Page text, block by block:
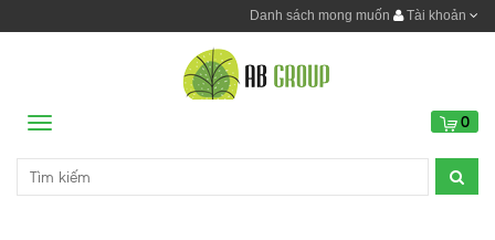
Danh sách mong muốn Tài khoản
Menu 0